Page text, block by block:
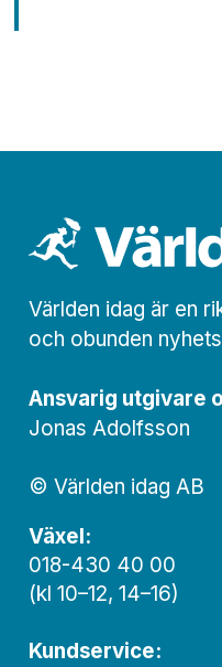
Världen idag är en
och obunden
Ansvarig utgivare
Jonas Adolfsson
© Världen idag AB
Växel:
018-430 40 00
(kl 10–12, 14–16)
Kundservice: